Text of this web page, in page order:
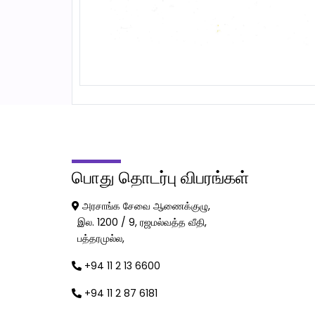
பொது தொடர்பு விபரங்கள்
அரசாங்க சேவை ஆணைக்குழு,
இல. 1200 / 9, ரஜமல்வத்த வீதி,
பத்தரமுல்ல,
+94 11 2 13 6600
+94 11 2 87 6181